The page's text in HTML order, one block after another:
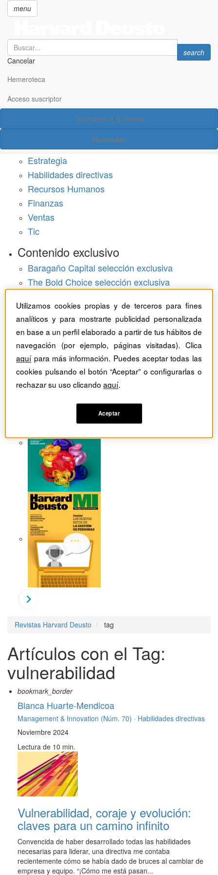
principal
menu
Search
Cancelar
Search
search
Hemeroteca
Acceso suscriptor
Suscríbete a la revista
Newsletter
Acceso suscriptor
Estrategia
Habilidades directivas
Recursos Humanos
Finanzas
Ventas
Tic
Contenido exclusivo
Baragaño Capital selección exclusiva
The Bold Choice selección exclusiva
Hemeroteca
Monográficos
Dossieres
Revistas del mes
Revistas Harvard Deusto tag
Artículos con el Tag:
vulnerabilidad
bookmark_border
Blanca Huarte-Mendicoa
Management & Innovation (Núm. 70) · Habilidades directivas
Noviembre 2024
Lectura de 10 min.
Vulnerabilidad, coraje y evolución:
claves para un camino infinito
Convencida de haber desarrollado todas las habilidades
necesarias para liderar, una directiva me contaba
recientemente cómo se había dado de bruces al cambiar de
empresa y equipo. “¡Cómo me está pasan...
Utilizamos cookies propias y de terceros para fines
analíticos y para mostrarte publicidad personalizada
en base a un perfil elaborado a partir de tus hábitos de
navegación (por ejemplo, páginas visitadas). Clica
aquípara más información. Puedes aceptar todas las
cookies pulsando el botón “Aceptar” o configurarlas o
rechazar su uso clicandoaquí.
Aceptar